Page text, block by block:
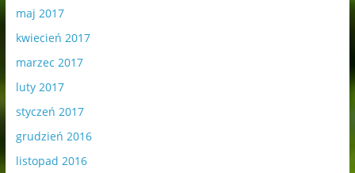
maj 2017
kwiecień 2017
marzec 2017
luty 2017
styczeń 2017
grudzień 2016
listopad 2016